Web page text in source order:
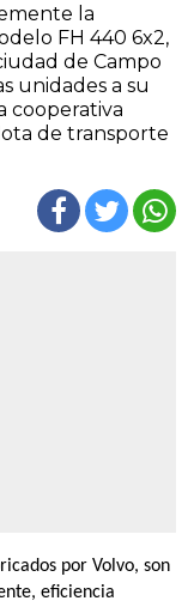
la
FH 440 6x2,
de Campo
unidades a su
cooperativa
de transporte
por Volvo, son
eficiencia